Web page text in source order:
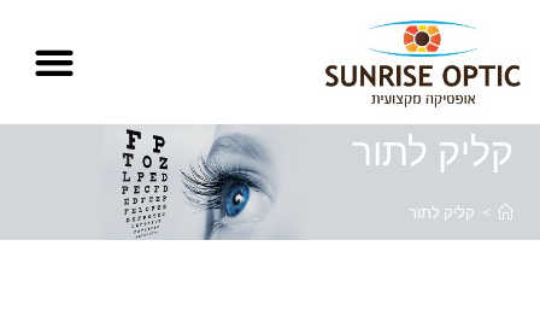
קליק לתור
> קליק לתור